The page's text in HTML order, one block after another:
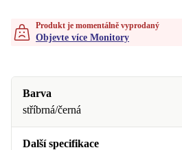
Produkt je momentálně vyprodaný
Objevte více Monitory
Barva
stříbrná/černá
Další specifikace